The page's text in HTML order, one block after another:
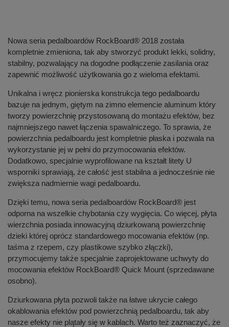
Nowa seria pedalboardów RockBoard® 2018 została
kompletnie zmieniona, tak aby stworzyć produkt lekki, solidny,
stabilny, pozwalający na dogodne podłączenie zasilania oraz
zapewnić możliwość użytkowania go z wieloma efektami.
Unikalna i wręcz pionierska konstrukcja tego pedalboardu
bazuje na jednym, giętym na zimno elemencie aluminum który
tworzy powierzchnię przystosowaną do montażu efektów, bez
najmniejszego nawet łączenia spawalniczego. To sprawia, że
powierzchnia pedalboardu jest kompletnie płaska i pozwala na
wykorzystanie jej w pełni do przymocowania efektów.
Dodatkowo, specjalnie wyprofilowane na kształt litety U
wsporniki sprawiają, że całość jest stabilna a jednocześnie nie
zwiększa nadmiernie wagi pedalboardu.
Dzięki temu, nowa seria pedalboardów RockBoard® jest
odporna na wszelkie chybotania czy wygięcia. Co więcej, płyta
wierzchnia posiada innowacyjną dziurkowaną powierzchnię
dzieki której oprócz standardowego mocowania efektów (np.
taśma z rzepem, czy plastikowe szybko złączki),
przymocujemy także specjalnie zaprojektowane uchwyty do
mocowania efektów RockBoard® Quick Mount (sprzedawane
osobno).
Dziurkowana płyta pozwoli także na łatwe ukrycie całego
okablowania efektów pod powierzchnią pedalboardu, tak aby
nasze efekty nie plątały się w kablach. Warto też zaznaczyć, że